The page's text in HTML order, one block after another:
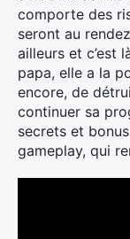
comporte des
seront au
ailleurs et c’est
papa, elle a la
encore, de
continuer sa
secrets et
gameplay, qui